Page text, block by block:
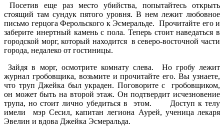
Посетив еще раз место убийства, попытайтесь открыть
стоящий там сундук пятого уровня. В нем лежит любовное
письмо герцога Ферольского к Эсмеральде. Прочитайте его и
заберите инертный камень с пола. Теперь стоит наведаться в
городской морг, который находится в северо-восточной части
города, недалеко от гостиницы.
Зайдя в морг, осмотрите комнату слева. Но гробу лежит
журнал гробовщика, возьмите и прочитайте его. Вы узнаете,
что труп Джейка был украден. Поговорите с гробовщиком,
он может быть на второй этаж. Он подтвердит исчезновение
трупа, но стоит лично убедиться в этом. Доступ к телу
имели мэр Сесил, капитан легиона Аурей, ученица лекаря
Эвелин и вдова Джейка Эсмеральда.